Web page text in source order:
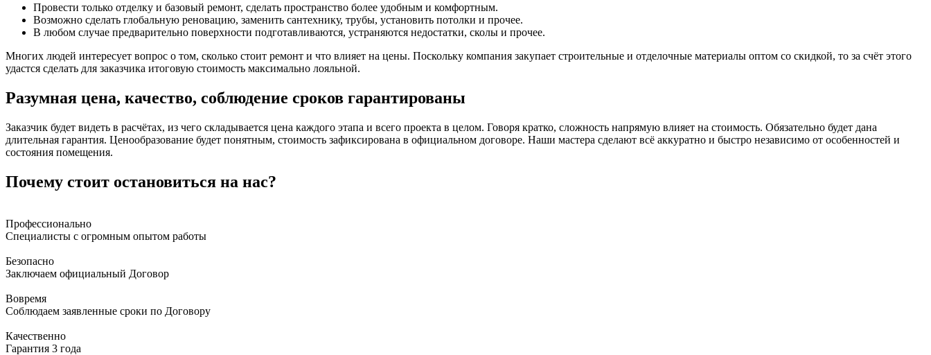
Провести только отделку и базовый ремонт, сделать пространство более удобным и комфортным.
Возможно сделать глобальную реновацию, заменить сантехнику, трубы, установить потолки и прочее.
В любом случае предварительно поверхности подготавливаются, устраняются недостатки, сколы и прочее.
Многих людей интересует вопрос о том, сколько стоит ремонт и что влияет на цены. Поскольку компания закупает строительные и отделочные материалы оптом со скидкой, то за счёт этого
удастся сделать для заказчика итоговую стоимость максимально лояльной.
Разумная цена, качество, соблюдение сроков гарантированы
Заказчик будет видеть в расчётах, из чего складывается цена каждого этапа и всего проекта в целом. Говоря кратко, сложность напрямую влияет на стоимость. Обязательно будет дана
длительная гарантия. Ценообразование будет понятным, стоимость зафиксирована в официальном договоре. Наши мастера сделают всё аккуратно и быстро независимо от особенностей и
состояния помещения.
Почему стоит остановиться на нас?
Профессионально
Специалисты с огромным опытом работы
Безопасно
Заключаем официальный Договор
Вовремя
Соблюдаем заявленные сроки по Договору
Качественно
Гарантия 3 года